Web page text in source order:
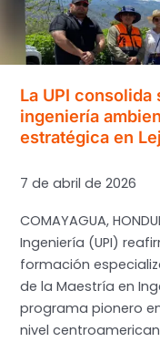
IHE
Delft
Institute
Water
Education
La UPI
ingeniería
estratégica en
7 de abril de 2026
COMAYAGUA,
Ingeniería (UPI)
formación
de la Maestría en
programa pionero
nivel